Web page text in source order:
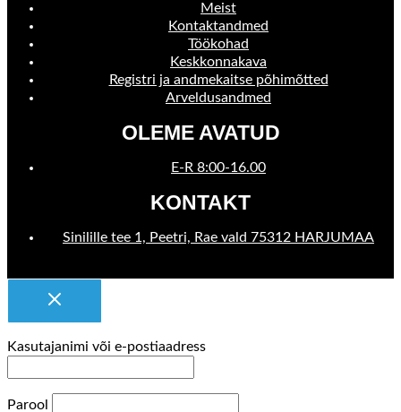
Meist
Kontaktandmed
Töökohad
Keskkonnakava
Registri ja andmekaitse põhimõtted
Arveldusandmed
OLEME AVATUD
E-R 8:00-16.00
KONTAKT
Sinilille tee 1, Peetri, Rae vald 75312 HARJUMAA
Kasutajanimi või e-postiaadress
Parool